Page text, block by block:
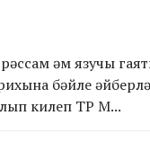
һәм язучы
бәйле
килеп ТР М...